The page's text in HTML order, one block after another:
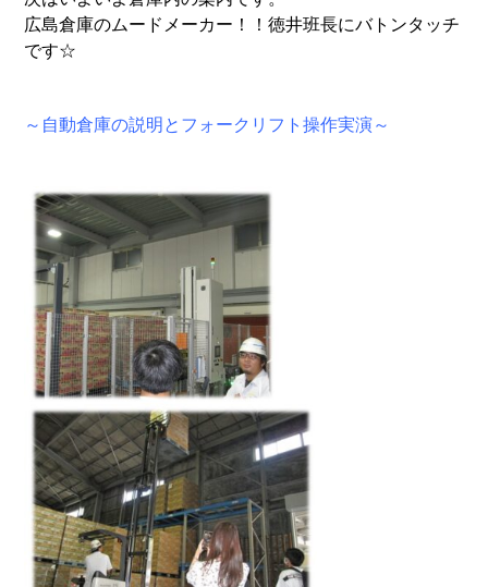
広島倉庫のムードメーカー！！徳井班長にバトンタッチ
です☆
～自動倉庫の説明とフォークリフト操作実演～